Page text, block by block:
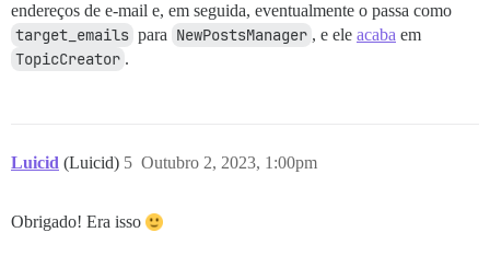
endereços de e-mail e, em seguida, eventualmente o passa como
target_emails para NewPostsManager , e ele acaba em
TopicCreator .
Luicid (Luicid) Outubro 2, 2023, 1:00pm
5
Obrigado! Era isso